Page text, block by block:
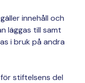
innehåll och
läggas till samt
i bruk på andra
stiftelsens del